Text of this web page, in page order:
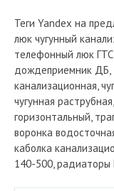
Теги Yandex на
люк чугунный
телефонный люк
дождеприемник ДБ,
канализационная,
чугунная
горизонтальный,
воронка
каболка
140-500, радиаторы